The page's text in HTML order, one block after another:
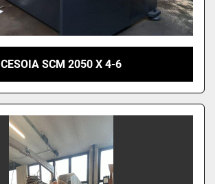
CESOIA SCM 2050 X 4-6